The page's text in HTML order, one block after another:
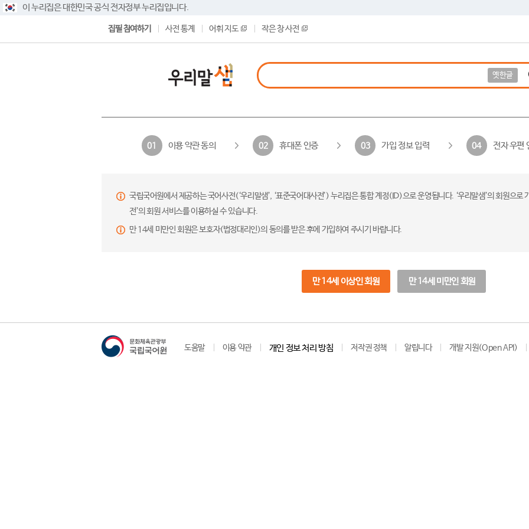
이 누리집은 대한민국 공식 전자정부 누리집입니다.
집필 참여하기 사전 통계 어휘 지도 작은 창 사전
옛한글
01 이용 약관 동의 02 휴대폰 인증 03 가입 정보 입력 04 전자 우편
국립국어원에서 제공하는 국어사전(‘우리말샘’, ‘표준국어대사전’) 누리집은 통합 계정(ID)으로 운영됩니다. ‘우리말샘’의 회원으
전’의 회원 서비스를 이용하실 수 있습니다.
만 14세 미만인 회원은 보호자(법정대리인)의 동의를 받은 후에 가입하여 주시기 바랍니다.
만 14세 이상인 회원 만 14세 미만인 회원
도움말 이용 약관 개인 정보 처리 방침 저작권 정책 알립니다 개발 지원(Open API)